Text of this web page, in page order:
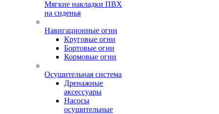
Мягкие накладки ПВХ
на сиденья
Навигационные огни
Круговые огни
Бортовые огни
Кормовые огни
Осушительная система
Дренажные
аксессуары
Насосы
осушительные